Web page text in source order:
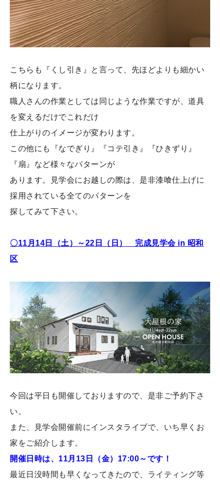
こちらも『くし引き』と言って、先ほどよりも細かい
柄になります。
職人さんの作業としては同じような作業ですが、道具
を変えるだけでこれだけ
仕上がりのイメージが変わります。
この他にも『なでぎり』『コテ引き』『ひきずり』
『扇』など様々なパターンが
あります。見学会にお越しの際は、是非漆喰仕上げに
採用されている全てのパターンを
探してみて下さい。
〇11月14日（土）～22日（日） 完成見学会 in 昭和
区
今回は平日も開催しておりますので、是非ご予約下さ
い。
また、見学会開催前にインスタライブで、いち早くお
家をご紹介します。
開催日時は、11月13日（金）17:00～です！
最近日没時間も早くなってきたので、ライティング等